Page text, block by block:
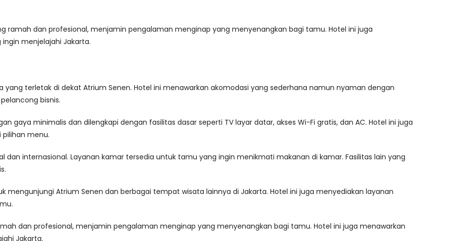
ramah dan profesional, menjamin pengalaman menginap yang menyenangkan bagi tamu. Hotel ini juga
menjelajahi Jakarta.
yang terletak di dekat Atrium Senen. Hotel ini menawarkan akomodasi yang sederhana namun nyaman dengan
bisnis.
gaya minimalis dan dilengkapi dengan fasilitas dasar seperti TV layar datar, akses Wi-Fi gratis, dan AC. Hotel ini juga
menu.
dan internasional. Layanan kamar tersedia untuk tamu yang ingin menikmati makanan di kamar. Fasilitas lain yang
mengunjungi Atrium Senen dan berbagai tempat wisata lainnya di Jakarta. Hotel ini juga menyediakan layanan
dan profesional, menjamin pengalaman menginap yang menyenangkan bagi tamu. Hotel ini juga menawarkan
Jakarta.